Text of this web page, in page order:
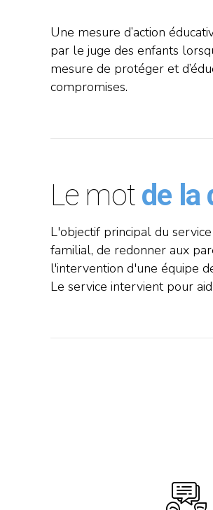
Une mesure d’action
par le juge des enfants
mesure de protéger et
compromises.
Le mot de la
L'objectif principal du
familial, de redonner aux
l'intervention d'une équipe
Le service intervient pour